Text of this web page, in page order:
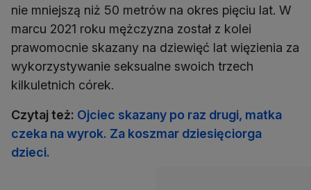
nie mniejszą niż 50 metrów na okres pięciu lat. W
marcu 2021 roku mężczyzna został z kolei
prawomocnie skazany na dziewięć lat więzienia za
wykorzystywanie seksualne swoich trzech
kilkuletnich córek.
Czytaj też: Ojciec skazany po raz drugi, matka
czeka na wyrok. Za koszmar dziesięciorga
dzieci.